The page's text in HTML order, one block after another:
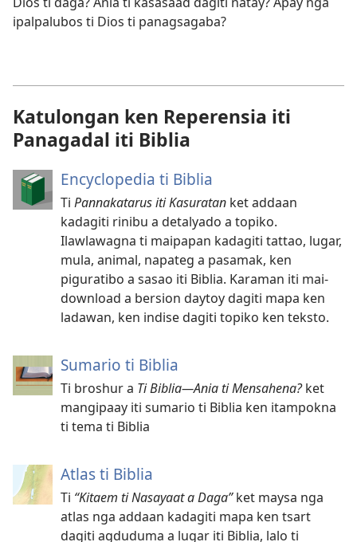
ipalpalubos ti Dios ti panagsagaba?
Katulongan ken Reperensia iti
Panagadal iti Biblia
Encyclopedia ti Biblia
Ti Pannakatarus iti Kasuratan ket addaan
kadagiti rinibu a detalyado a topiko.
Ilawlawagna ti maipapan kadagiti tattao, lugar,
mula, animal, napateg a pasamak, ken
piguratibo a sasao iti Biblia. Karaman iti mai-
download a bersion daytoy dagiti mapa ken
ladawan, ken indise dagiti topiko ken teksto.
Sumario ti Biblia
Ti broshur a Ti Biblia​—Ania ti Mensahena?ket
mangipaay iti sumario ti Biblia ken itampokna
ti tema ti Biblia
Atlas ti Biblia
Ti “Kitaem ti Nasayaat a Daga”ket maysa nga
atlas nga addaan kadagiti mapa ken tsart
dagiti agduduma a lugar iti Biblia, lalo ti